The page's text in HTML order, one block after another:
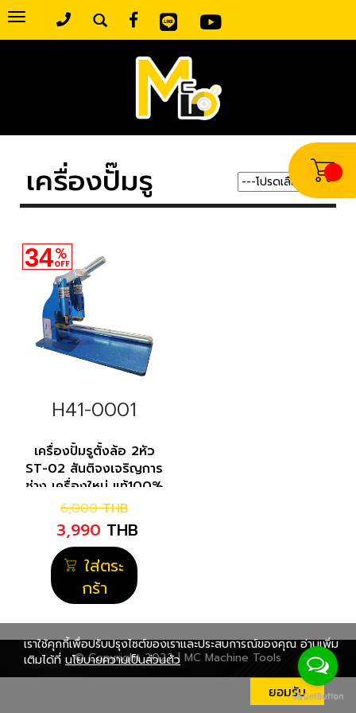
Toggle
navigation
เครื่องปั๊มรู
34%
OFF
H41-0001
เครื่องปั้มรูตั้งล้อ 2หัว
ST-02 สันติจงเจริญการ
ช่าง เครื่องใหม่ แท้100%
สำหรับปั๊มรูตั้งล้อบานเลื่อน
6,000 THB
3,990 THB
ใส่ตระ
กร้า
© Copyright 2022 | MC Machine Tools
เราใช้คุกกี้เพื่อปรับปรุงไซต์ของเราและประสบการณ์ของคุณ อ่านเพิ่ม
เติมได้ที่ นโยบายความเป็นส่วนตัว
ยอมรับ